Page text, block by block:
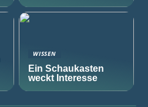
WISSEN
Ein Schaukasten
weckt Interesse